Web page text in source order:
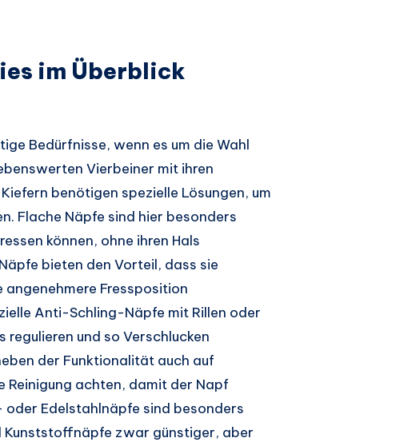
im Überblick
Bedürfnisse, wenn es um die Wahl
Vierbeiner mit ihren
benötigen spezielle Lösungen, um
Flache Näpfe sind hier besonders
können, ohne ihren Hals
bieten den Vorteil, dass sie
angenehmere Fressposition
Anti-Schling-Näpfe mit Rillen oder
regulieren und so Verschlucken
der Funktionalität auch auf
Reinigung achten, damit der Napf
Edelstahlnäpfe sind besonders
Kunststoffnäpfe zwar günstiger, aber